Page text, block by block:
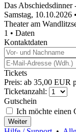
Das Abschiedsdinner
Samstag, 10.10.2026
Theater am
1 • Daten
Kontaktdaten
Tickets
Preis: ab 35,00 EUR
Ticketanzahl:
Gutschein
Ich möchte einen